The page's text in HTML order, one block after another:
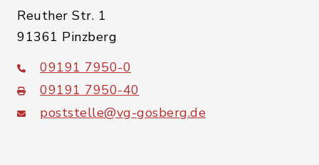
Reuther Str. 1
91361 Pinzberg
09191 7950-0
09191 7950-40
poststelle@vg-gosberg.de